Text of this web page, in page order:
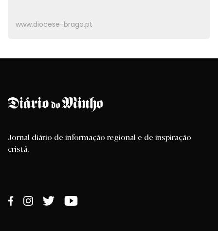
www.diocese-braga.pt
Jornal diário de informação regional e de inspiração
cristã.